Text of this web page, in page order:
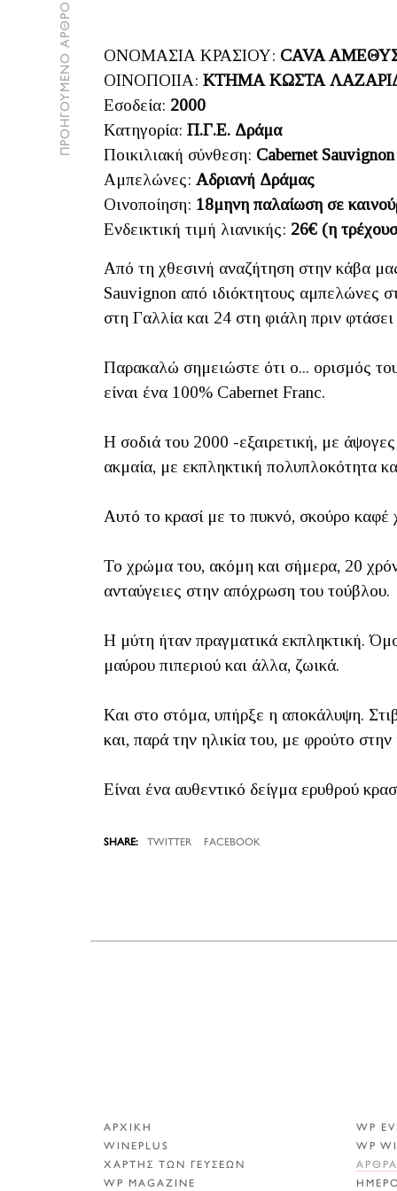
ΠΡΟΗΓΟΥΜΕΝΟ ΑΡΘΡΟ ΟΝΟΜΑΣΙΑ ΚΡΑΣΙΟΥ: CAVA
ΟΙΝΟΠΟΙΙΑ: ΚΤΗΜΑ ΚΩΣΤΑ
Εσοδεία: 2000
Κατηγορία: Π.Γ.Ε. Δράμα
Ποικιλιακή σύνθεση: Cabernet
Αμπελώνες: Αδριανή Δράμας
Οινοποίηση: 18μηνη παλαίωση σε
Ενδεικτική τιμή λιανικής: 26€ (η
Από τη χθεσινή αναζήτηση στην κάβα
Sauvignon από ιδιόκτητους αμπελώνες
στη Γαλλία και 24 στη φιάλη πριν
Παρακαλώ σημειώστε ότι ο... ορισμός
είναι ένα 100% Cabernet Franc.
Η σοδιά του 2000 -εξαιρετική, με
ακμαία, με εκπληκτική πολυπλοκότητα
Αυτό το κρασί με το πυκνό, σκούρο
Το χρώμα του, ακόμη και σήμερα, 20
ανταύγειες στην απόχρωση του τούβλου.
Η μύτη ήταν πραγματικά εκπληκτική.
μαύρου πιπεριού και άλλα, ζωικά.
Και στο στόμα, υπήρξε η αποκάλυψη.
και, παρά την ηλικία του, με φρούτο
Είναι ένα αυθεντικό δείγμα ερυθρού
TWITTER FACEBOOK
ΑΡΧΙΚΗ
WINEPLUS
ΧΑΡΤΗΣ ΤΩΝ ΓΕΥΣΕΩΝ
WP MAGAZINE
WP
WP
ΑΡΘΡΑ